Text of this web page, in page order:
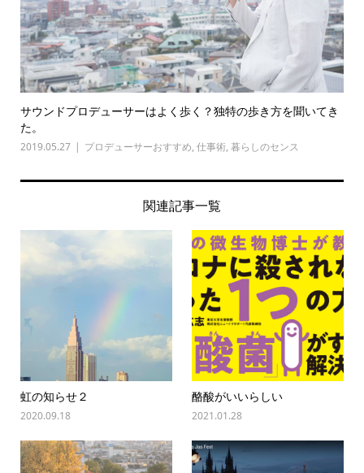
サウンドプロデューサーはよく歩く？独特の歩き方を聞いてき
た。
2019.05.27 プロデューサーおすすめ, 仕事術, 暮らしのセンス
関連記事一覧
虹の知らせ２
2020.09.18
酪酸がいいらしい
2021.01.28